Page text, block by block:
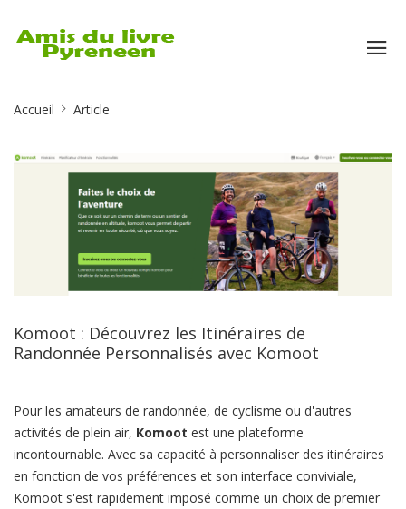
Breadcrumb
Accueil Article
Komoot : Découvrez les Itinéraires de
Randonnée Personnalisés avec Komoot
Pour les amateurs de randonnée, de cyclisme ou d'autres
activités de plein air, Komoot est une plateforme
incontournable. Avec sa capacité à personnaliser des itinéraires
en fonction de vos préférences et son interface conviviale,
Komoot s'est rapidement imposé comme un choix de premier